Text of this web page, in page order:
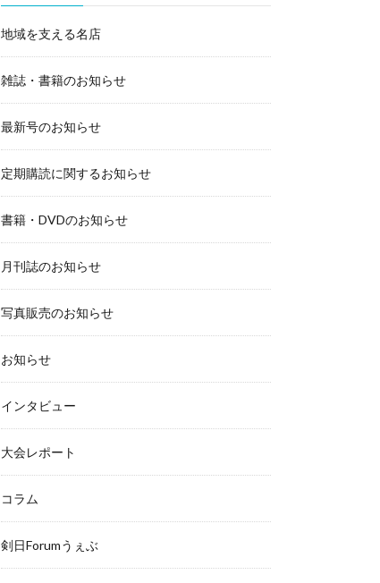
地域を支える名店
雑誌・書籍のお知らせ
最新号のお知らせ
定期購読に関するお知らせ
書籍・DVDのお知らせ
月刊誌のお知らせ
写真販売のお知らせ
お知らせ
インタビュー
大会レポート
コラム
剣日Forumうぇぶ